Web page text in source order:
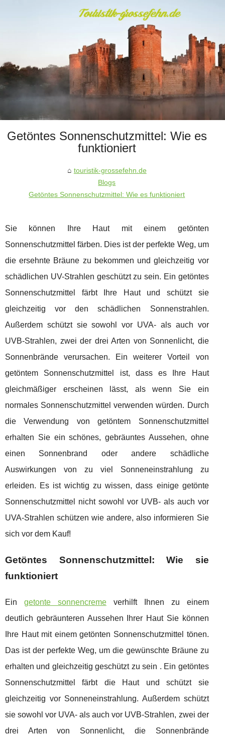
Getöntes Sonnenschutzmittel: Wie es
funktioniert
touristik-grossefehn.de
Blogs
Getöntes Sonnenschutzmittel: Wie es funktioniert
Sie können Ihre Haut mit einem getönten
Sonnenschutzmittel färben. Dies ist der perfekte Weg, um
die ersehnte Bräune zu bekommen und gleichzeitig vor
schädlichen UV-Strahlen geschützt zu sein. Ein getöntes
Sonnenschutzmittel färbt Ihre Haut und schützt sie
gleichzeitig vor den schädlichen Sonnenstrahlen.
Außerdem schützt sie sowohl vor UVA- als auch vor
UVB-Strahlen, zwei der drei Arten von Sonnenlicht, die
Sonnenbrände verursachen. Ein weiterer Vorteil von
getöntem Sonnenschutzmittel ist, dass es Ihre Haut
gleichmäßiger erscheinen lässt, als wenn Sie ein
normales Sonnenschutzmittel verwenden würden. Durch
die Verwendung von getöntem Sonnenschutzmittel
erhalten Sie ein schönes, gebräuntes Aussehen, ohne
einen Sonnenbrand oder andere schädliche
Auswirkungen von zu viel Sonneneinstrahlung zu
erleiden. Es ist wichtig zu wissen, dass einige getönte
Sonnenschutzmittel nicht sowohl vor UVB- als auch vor
UVA-Strahlen schützen wie andere, also informieren Sie
sich vor dem Kauf!
Getöntes Sonnenschutzmittel: Wie sie
funktioniert
Ein getonte sonnencremeverhilft Ihnen zu einem
deutlich gebräunteren Aussehen Ihrer Haut Sie können
Ihre Haut mit einem getönten Sonnenschutzmittel tönen.
Das ist der perfekte Weg, um die gewünschte Bräune zu
erhalten und gleichzeitig geschützt zu sein . Ein getöntes
Sonnenschutzmittel färbt die Haut und schützt sie
gleichzeitig vor Sonneneinstrahlung. Außerdem schützt
sie sowohl vor UVA- als auch vor UVB-Strahlen, zwei der
drei Arten von Sonnenlicht, die Sonnenbrände